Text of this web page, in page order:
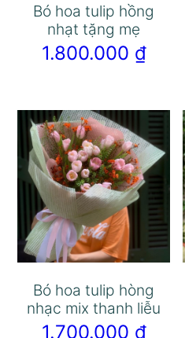
Bó hoa tulip hồng
nhạt tặng mẹ
1.800.000 ₫
Bó hoa tulip hòng
nhạc mix thanh liễu
1.700.000 ₫